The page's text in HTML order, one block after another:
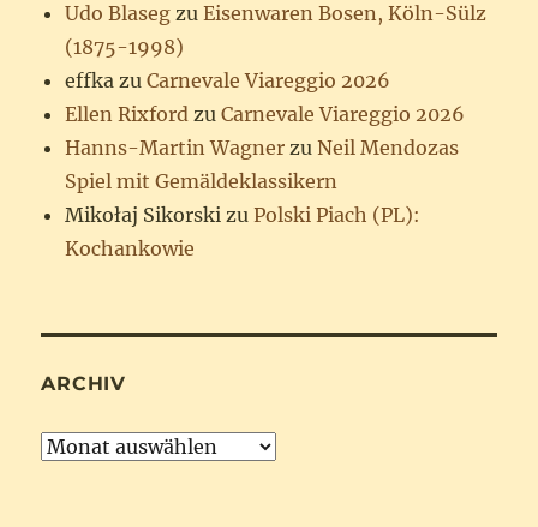
Udo Blaseg zuEisenwaren Bosen, Köln-Sülz
(1875-1998)
effka zuCarnevale Viareggio 2026
Ellen Rixford zuCarnevale Viareggio 2026
Hanns-Martin Wagner zuNeil Mendozas
Spiel mit Gemäldeklassikern
Mikołaj Sikorski zuPolski Piach (PL):
Kochankowie
ARCHIV
Archiv